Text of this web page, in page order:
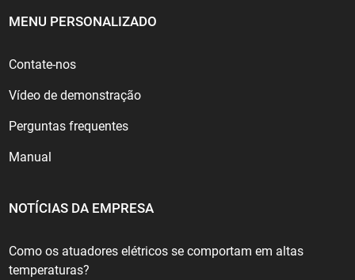
MENU PERSONALIZADO
Contate-nos
Vídeo de demonstração
Perguntas frequentes
Manual
NOTÍCIAS DA EMPRESA
Como os atuadores elétricos se comportam em altas
temperaturas?